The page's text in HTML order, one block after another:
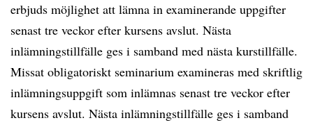
erbjuds möjlighet att lämna in examinerande uppgifter
senast tre veckor efter kursens avslut. Nästa
inlämningstillfälle ges i samband med nästa kurstillfälle.
Missat obligatoriskt seminarium examineras med skriftlig
inlämningsuppgift som inlämnas senast tre veckor efter
kursens avslut. Nästa inlämningstillfälle ges i samband